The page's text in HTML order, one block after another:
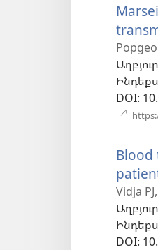
Աղբյուր
DOI‎:
Vidja
Աղբյուր
DOI‎: